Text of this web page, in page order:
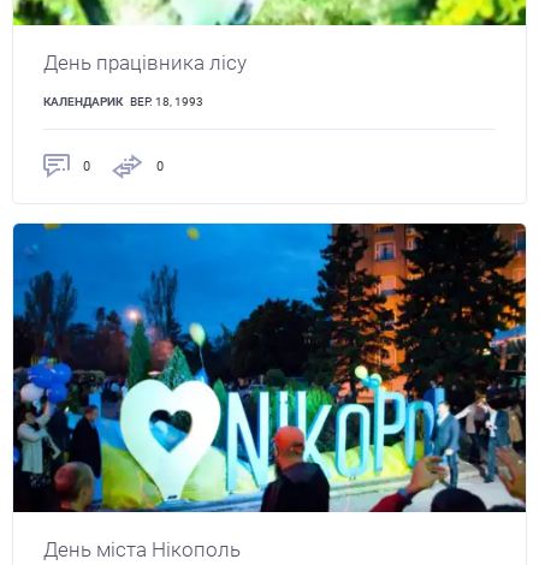
День працівника лісу
КАЛЕНДАРИК ВЕР. 18, 1993
0 0
День міста Нікополь